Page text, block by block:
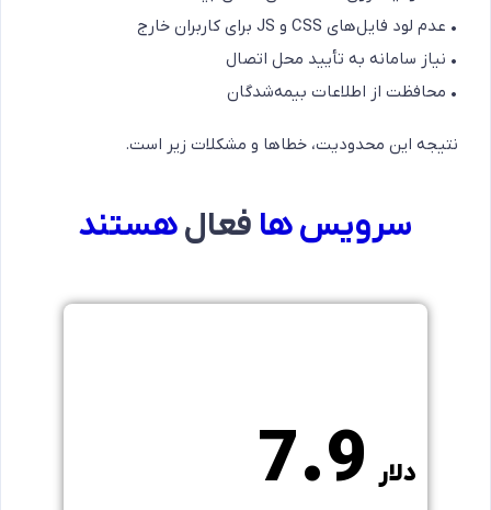
• عدم لود فایل‌های CSS و JS برای کاربران خارج
• نیاز سامانه به تأیید محل اتصال
• محافظت از اطلاعات بیمه‌شدگان
نتیجه این محدودیت، خطاها و مشکلات زیر است.
سرویس ها فعالهستند
دلار 7.9